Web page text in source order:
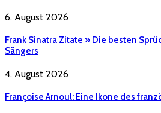
6. August 2026
Frank Sinatra Zitate » Die besten
Sängers
4. August 2026
Françoise Arnoul: Eine Ikone des